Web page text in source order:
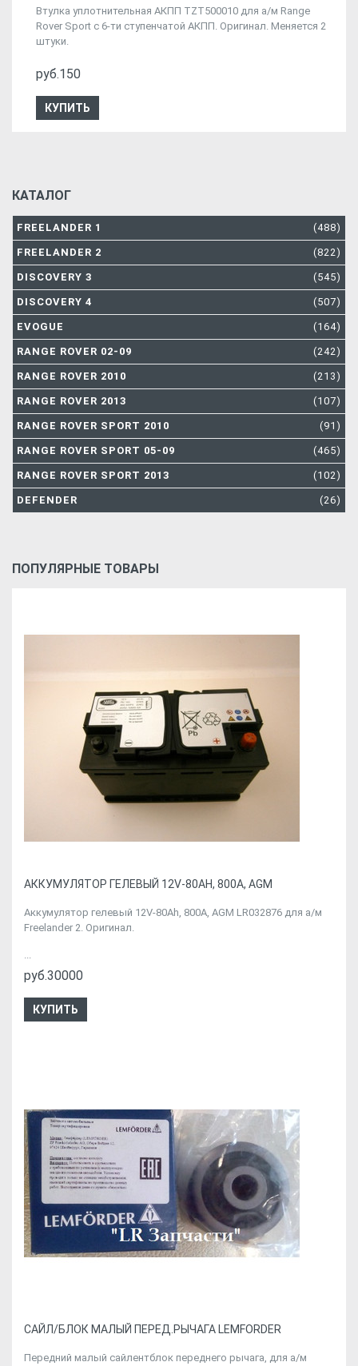
Втулка уплотнительная АКПП TZT500010 для а/м Range
Rover Sport с 6-ти ступенчатой АКПП. Оригинал. Меняется 2
штуки.
руб.150
КУПИТЬ
КАТАЛОГ
FREELANDER 1 (488)
FREELANDER 2 (822)
DISCOVERY 3 (545)
DISCOVERY 4 (507)
EVOGUE (164)
RANGE ROVER 02-09 (242)
RANGE ROVER 2010 (213)
RANGE ROVER 2013 (107)
RANGE ROVER SPORT 2010 (91)
RANGE ROVER SPORT 05-09 (465)
RANGE ROVER SPORT 2013 (102)
DEFENDER (26)
ПОПУЛЯРНЫЕ ТОВАРЫ
АККУМУЛЯТОР ГЕЛЕВЫЙ 12V-80AH, 800A, AGM
Аккумулятор гелевый 12V-80Ah, 800A, AGM LR032876 для а/м
Freelander 2. Оригинал.
...
руб.30000
КУПИТЬ
CАЙЛ/БЛОК МАЛЫЙ ПЕРЕД.РЫЧАГА LEMFORDER
Передний малый сайлентблок переднего рычага, для а/м